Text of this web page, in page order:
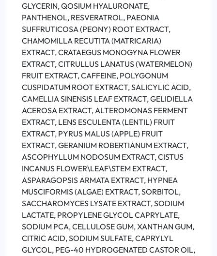
GLYCERIN, QOSIUM HYALURONATE,
PANTHENOL, RESVERATROL, PAEONIA
SUFFRUTICOSA (PEONY) ROOT EXTRACT,
CHAMOMILLA RECUTITA (MATRICARIA)
EXTRACT, CRATAEGUS MONOGYNA FLOWER
EXTRACT, CITRULLUS LANATUS (WATERMELON)
FRUIT EXTRACT, CAFFEINE, POLYGONUM
CUSPIDATUM ROOT EXTRACT, SALICYLIC ACID,
CAMELLIA SINENSIS LEAF EXTRACT, GELIDIELLA
ACEROSA EXTRACT, ALTEROMONAS FERMENT
EXTRACT, LENS ESCULENTA (LENTIL) FRUIT
EXTRACT, PYRUS MALUS (APPLE) FRUIT
EXTRACT, GERANIUM ROBERTIANUM EXTRACT,
ASCOPHYLLUM NODOSUM EXTRACT, CISTUS
INCANUS FLOWER\LEAF\STEM EXTRACT,
ASPARAGOPSIS ARMATA EXTRACT, HYPNEA
MUSCIFORMIS (ALGAE) EXTRACT, SORBITOL,
SACCHAROMYCES LYSATE EXTRACT, SODIUM
LACTATE, PROPYLENE GLYCOL CAPRYLATE,
SODIUM PCA, CELLULOSE GUM, XANTHAN GUM,
CITRIC ACID, SODIUM SULFATE, CAPRYLYL
GLYCOL, PEG-40 HYDROGENATED CASTOR OIL,